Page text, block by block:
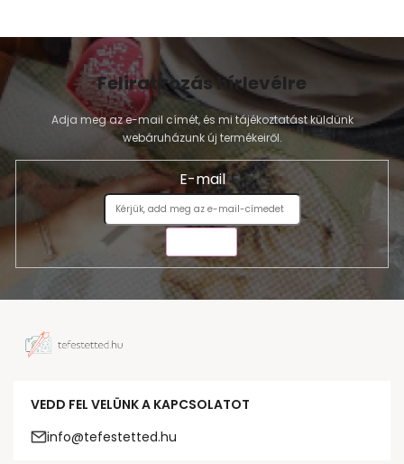
Feliratkozás hírlevélre
Adja meg az e-mail címét, és mi tájékoztatást küldünk
webáruházunk új termékeiről.
E-mail
VEDD FEL VELÜNK A KAPCSOLATOT
info@tefestetted.hu